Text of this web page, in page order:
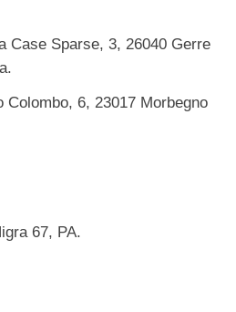
Case Sparse, 3, 26040 Gerre
Colombo, 6, 23017 Morbegno
67, PA.